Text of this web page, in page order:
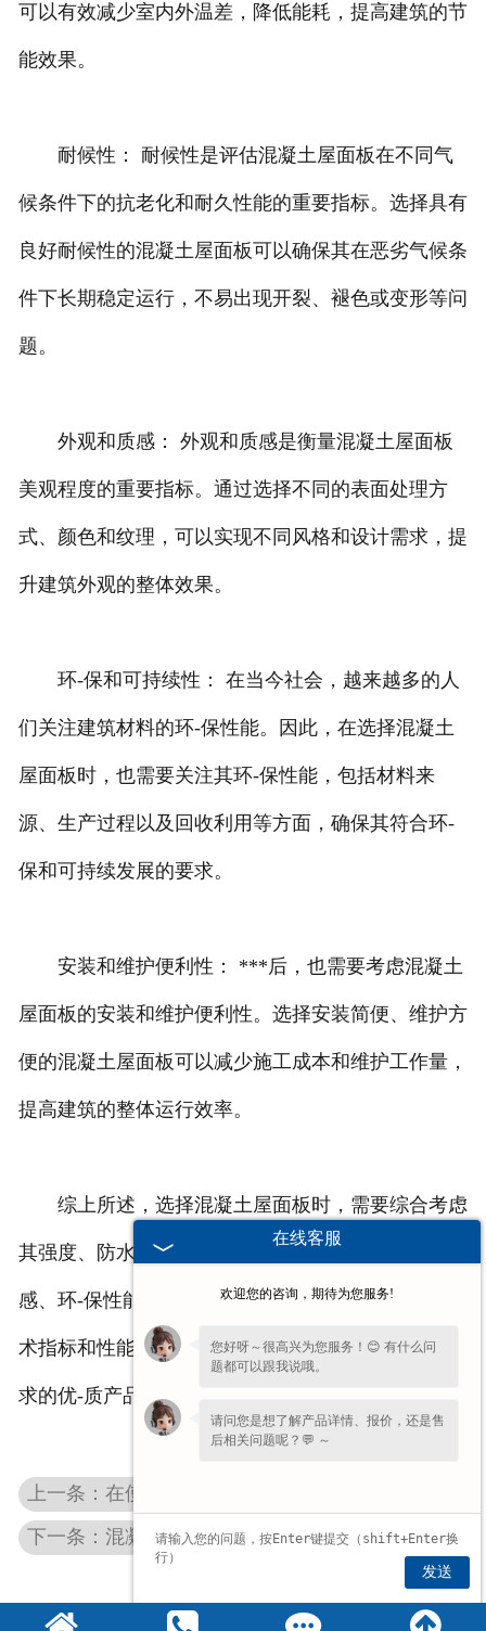
可以有效减少室内外温差，降低能耗，提高建筑的节
能效果。
耐候性： 耐候性是评估混凝土屋面板在不同气
候条件下的抗老化和耐久性能的重要指标。选择具有
良好耐候性的混凝土屋面板可以确保其在恶劣气候条
件下长期稳定运行，不易出现开裂、褪色或变形等问
题。
外观和质感： 外观和质感是衡量混凝土屋面板
美观程度的重要指标。通过选择不同的表面处理方
式、颜色和纹理，可以实现不同风格和设计需求，提
升建筑外观的整体效果。
环-保和可持续性： 在当今社会，越来越多的人
们关注建筑材料的环-保性能。因此，在选择混凝土
屋面板时，也需要关注其环-保性能，包括材料来
源、生产过程以及回收利用等方面，确保其符合环-
保和可持续发展的要求。
安装和维护便利性： ***后，也需要考虑混凝土
屋面板的安装和维护便利性。选择安装简便、维护方
便的混凝土屋面板可以减少施工成本和维护工作量，
提高建筑的整体运行效率。
综上所述，选择混凝土屋面板时，需要综合考虑
其强度、防水性能、隔热保温性能、耐候性、外观质
感、环-保性能以及安装维护便利性等多个方面的技
术指标和性能参数，以确保选择到符合建筑需求和要
求的优-质产品。
下一条：混凝土双T板与钢屋面对比 工程采购成本参考
在线客服
欢迎您的咨询，期待为您服务!
您好呀～很高兴为您服务！😊 有什么问
题都可以跟我说哦。
请问您是想了解产品详情、报价，还是售
后相关问题呢？💬 ～
发送